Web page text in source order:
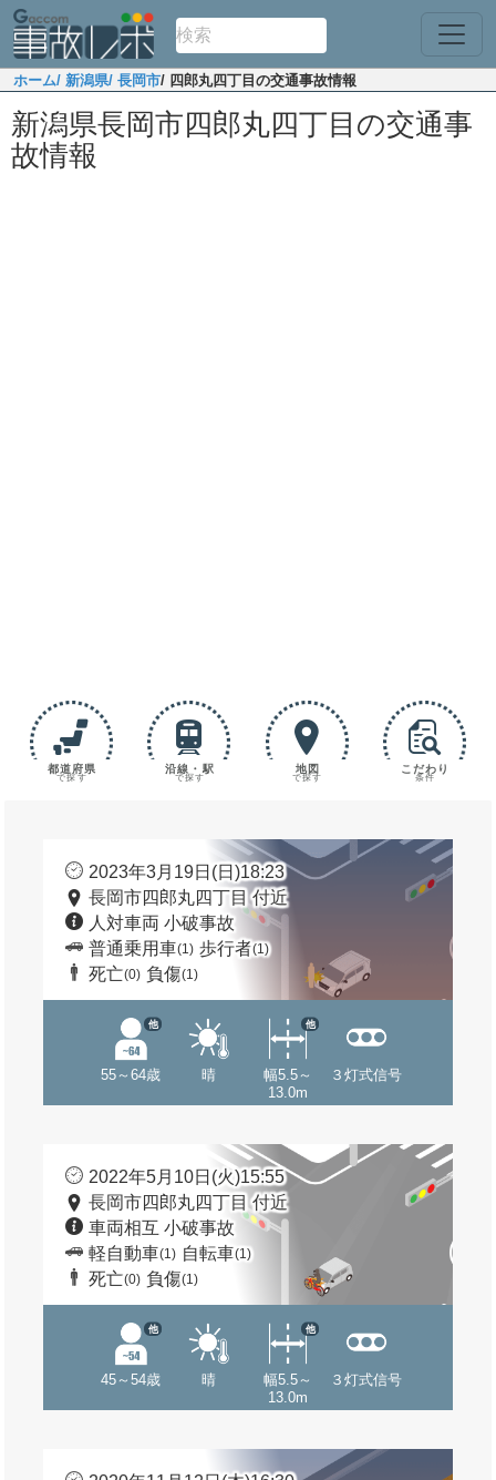
ホーム/ 新潟県/ 長岡市/ 四郎丸四丁目の交通事故情報
新潟県長岡市四郎丸四丁目の交通事
故情報
都道府県
で探す
沿線・駅
で探す
地図
で探す
こだわり
条件
2023年3月19日(日)18:23
長岡市四郎丸四丁目 付近
人対車両 小破事故
普通乗用車(1) 歩行者(1)
死亡(0) 負傷(1)
55～64歳
他
晴
幅5.5～
13.0m
他
３灯式信号
2022年5月10日(火)15:55
長岡市四郎丸四丁目 付近
車両相互 小破事故
軽自動車(1) 自転車(1)
死亡(0) 負傷(1)
45～54歳
他
晴
幅5.5～
13.0m
他
３灯式信号